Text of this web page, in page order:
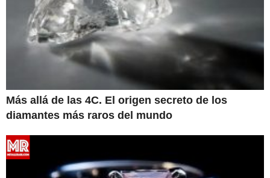
Más allá de las 4C. El origen secreto de los
diamantes más raros del mundo